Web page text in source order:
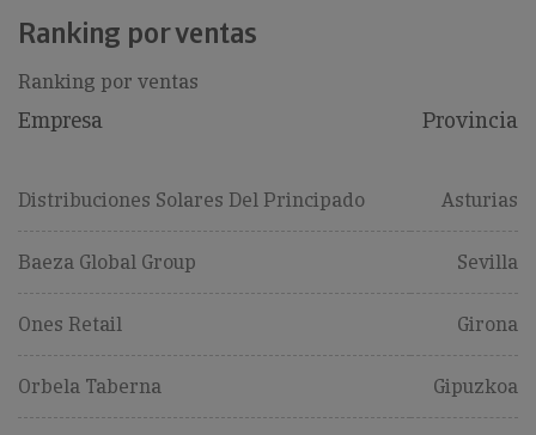
Ranking por ventas
Ranking por ventas
Empresa Provincia
Distribuciones Solares Del Principado Asturias
Baeza Global Group Sevilla
Ones Retail Girona
Orbela Taberna Gipuzkoa